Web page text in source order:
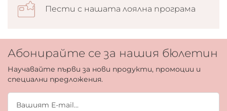
Пести с нашата лоялна програма
Абонирайте се за нашия бюлетин
Научавайте първи за нови продукти, промоции и
специални предложения.